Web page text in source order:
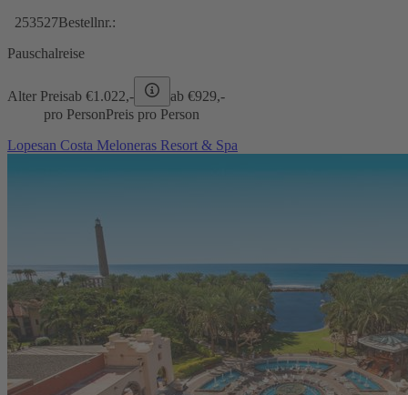
253527Bestellnr.:
Pauschalreise
Alter Preisab €1.022,- ab €929,-
pro PersonPreis pro Person
Lopesan Costa Meloneras Resort & Spa